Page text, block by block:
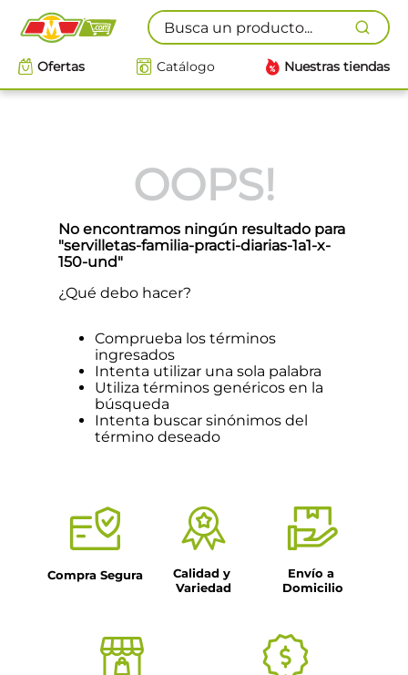
Busca un producto...
Ofertas Catálogo Nuestras tiendas
OOPS!
No encontramos ningún resultado para
"servilletas-familia-practi-diarias-1a1-x-
150-und"
¿Qué debo hacer?
Comprueba los términos
ingresados
Intenta utilizar una sola palabra
Utiliza términos genéricos en la
búsqueda
Intenta buscar sinónimos del
término deseado
Compra Segura
Calidad y
Variedad
Envío a
Domicilio